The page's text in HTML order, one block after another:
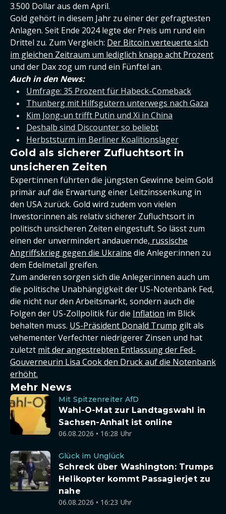
3.500 Dollar aus dem April.
Gold gehört in diesem Jahr zu einer der gefragtesten
Anlagen. Seit Ende 2024 legte der Preis um rund ein
Drittel zu. Zum Vergleich: Der Bitcoin verteuerte sich
im gleichen Zeitraum um lediglich knapp acht Prozent
und der Dax zog um rund ein Fünftel an.
Auch in den News:
Umfrage: 35 Prozent für Habeck-Comeback
Thunberg mit Hilfsgütern unterwegs nach Gaza
Kim Jong-un trifft Putin und Xi in China
Deshalb sind Discounter so beliebt
Herbststurm im Berliner Koalitionslager
Gold als sicherer Zufluchtsort in
unsicheren Zeiten
Expert:innen führten die jüngsten Gewinne beim Gold
primär auf die Erwartung einer Leitzinssenkung in
den USA zurück. Gold wird zudem von vielen
Investor:innen als relativ sicherer Zufluchtsort in
politisch unsicheren Zeiten eingestuft. So lässt zum
einen der unvermindert andauernde, russische
Angriffskrieg gegen die Ukraine die Anleger:innen zu
dem Edelmetall greifen.
Zum anderen sorgen sich die Anleger:innen auch um
die politische Unabhängigkeit der US-Notenbank Fed,
die nicht nur den Arbeitsmarkt, sondern auch die
Folgen der US-Zollpolitik für die Inflation im Blick
behalten muss. US-Präsident Donald Trump gilt als
vehementer Verfechter niedrigerer Zinsen und hat
zuletzt mit der angestrebten Entlassung der Fed-
Gouverneurin Lisa Cook den Druck auf die Notenbank
erhöht.
Mehr News
Mit Spitzenreiter AfD
Wahl-O-Mat zur Landtagswahl in
Sachsen-Anhalt ist online
06.08.2026 • 16:28 Uhr
Glück im Unglück
Schreck über Washington: Trumps
Helikopter kommt Passagierjet zu
nahe
06.08.2026 • 16:23 Uhr